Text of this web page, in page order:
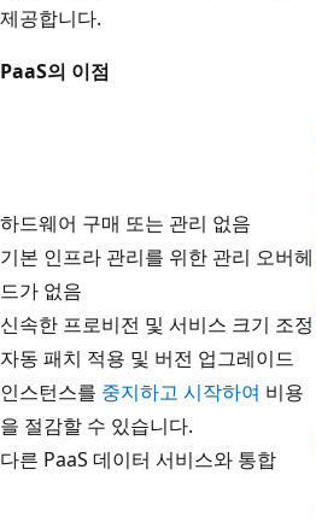
제공합니다.
PaaS의 이점
하드웨어 구매 또는 관리 없음
기본 인프라 관리를 위한 관리 오버헤
드가 없음
신속한 프로비전 및 서비스 크기 조정
자동 패치 적용 및 버전 업그레이드
인스턴스를 중지하고 시작하여 비용
을 절감할 수 있습니다.
다른 PaaS 데이터 서비스와 통합